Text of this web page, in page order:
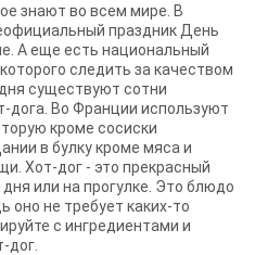
знают во всем мире. В
праздник День
А еще есть национальный
следить за качеством
существуют сотни
дога. Во Франции используют
кроме сосиски
в булку кроме мяса и
Хот-дог - это прекрасный
или на прогулке. Это блюдо
оно не требует каких-то
с ингредиентами и
дог.